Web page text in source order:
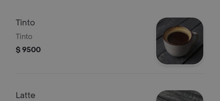
Tinto
Tinto
$ 9500
Latte